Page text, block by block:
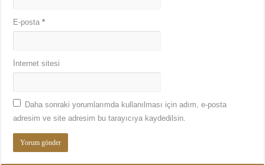
E-posta*
İnternet sitesi
Daha sonraki yorumlarımda kullanılması için adım, e-posta
adresim ve site adresim bu tarayıcıya kaydedilsin.